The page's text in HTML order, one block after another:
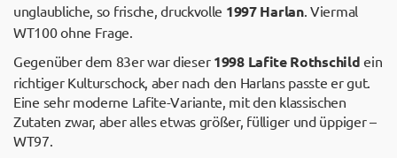
unglaubliche, so frische, druckvolle 1997 Harlan. Viermal
WT100 ohne Frage.
Gegenüber dem 83er war dieser 1998 Lafite Rothschild ein
richtiger Kulturschock, aber nach den Harlans passte er gut.
Eine sehr moderne Lafite-Variante, mit den klassischen
Zutaten zwar, aber alles etwas größer, fülliger und üppiger –
WT97.